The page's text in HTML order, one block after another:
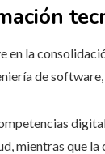
en la
de
mientras que